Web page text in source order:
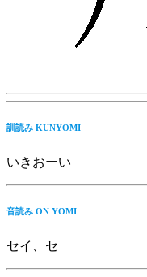
訓読み KUNYOMI
いきおーい
音読み ON YOMI
セイ、セ